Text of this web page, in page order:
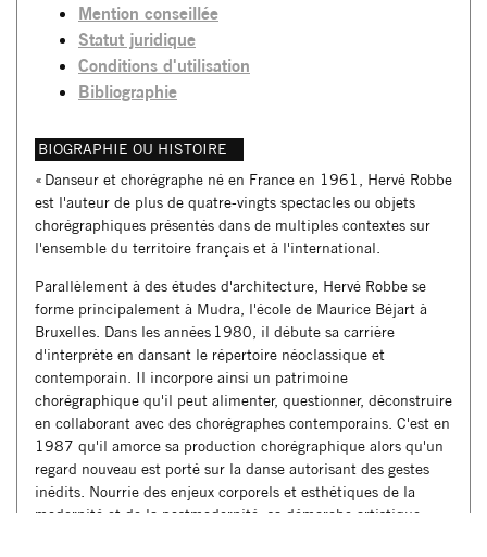
Mention conseillée
Statut juridique
Conditions d'utilisation
Bibliographie
BIOGRAPHIE OU HISTOIRE
« Danseur et chorégraphe né en France en 1961, Hervé Robbe
est l'auteur de plus de quatre-vingts spectacles ou objets
chorégraphiques présentés dans de multiples contextes sur
l'ensemble du territoire français et à l'international.
Parallèlement à des études d'architecture, Hervé Robbe se
forme principalement à Mudra, l'école de Maurice Béjart à
Bruxelles. Dans les années 1980, il débute sa carrière
d'interprète en dansant le répertoire néoclassique et
contemporain. Il incorpore ainsi un patrimoine
chorégraphique qu'il peut alimenter, questionner, déconstruire
en collaborant avec des chorégraphes contemporains. C'est en
1987 qu'il amorce sa production chorégraphique alors qu'un
regard nouveau est porté sur la danse autorisant des gestes
inédits. Nourrie des enjeux corporels et esthétiques de la
modernité et de la postmodernité, sa démarche artistique